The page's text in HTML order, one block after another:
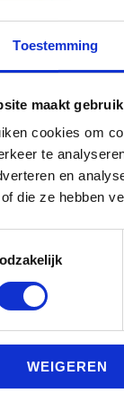
Toestemming
maakt
cookies om
te
en
die ze hebben
WEIGEREN